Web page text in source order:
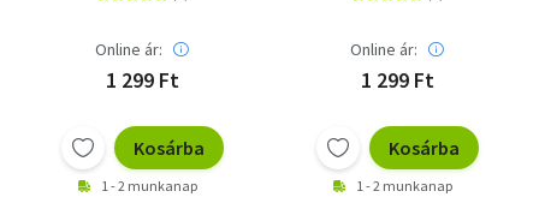
Online ár:
1 299 Ft
Kosárba
1 - 2 munkanap
Online ár:
1 299 Ft
Kosárba
1 - 2 munkanap